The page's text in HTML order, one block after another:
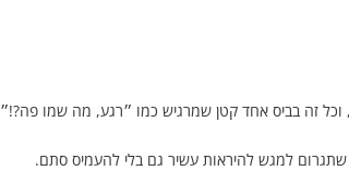
זה בביס אחד קטן שמרגיש כמו ״רגע, מה שמו פה?!״
שתגרום למגש להיראות עשיר גם בלי להעמיס סתם.